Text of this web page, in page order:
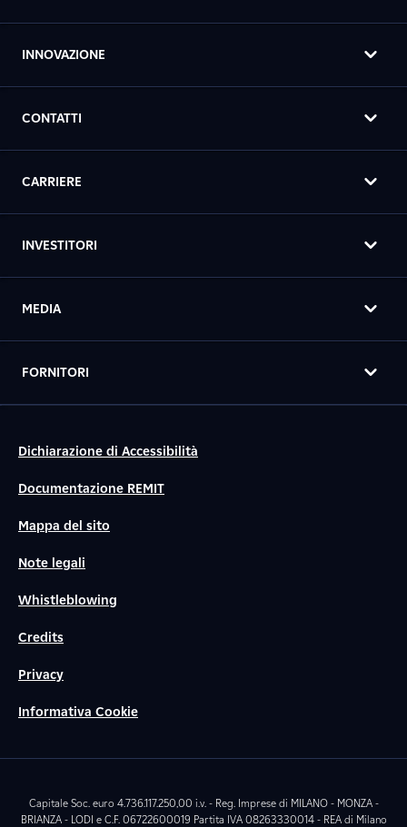
INNOVAZIONE
CONTATTI
CARRIERE
INVESTITORI
MEDIA
FORNITORI
Dichiarazione di Accessibilità
Documentazione REMIT
Mappa del sito
Note legali
Whistleblowing
Credits
Privacy
Informativa Cookie
Capitale Soc. euro 4.736.117.250,00 i.v. - Reg. Imprese di MILANO - MONZA -
BRIANZA - LODI e C.F. 06722600019 Partita IVA 08263330014 - REA di Milano